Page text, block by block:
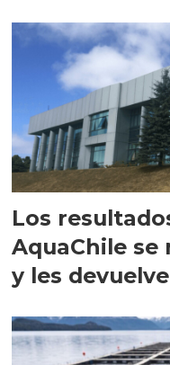
Los
AquaChile
y les